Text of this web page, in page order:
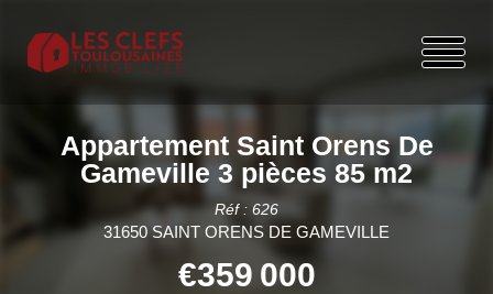
Appartement Saint Orens De
Gameville 3 pièces 85 m2
Réf : 626
31650 SAINT ORENS DE GAMEVILLE
€359 000